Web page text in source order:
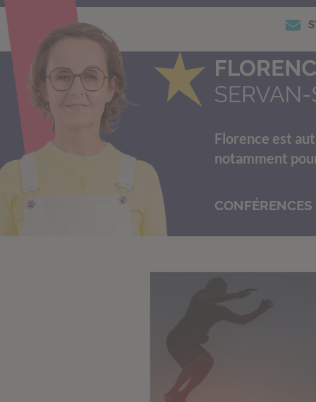
Florence est
notamment
CONFÉRENCES